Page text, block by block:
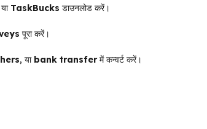
TaskBucks डाउनलोड करें।
पूरा करें।
, या bank transferमें कन्वर्ट करें।